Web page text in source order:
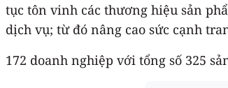
tục tôn vinh các thương hiệu sản
dịch vụ; từ đó nâng cao sức cạnh
172 doanh nghiệp với tổng số 325